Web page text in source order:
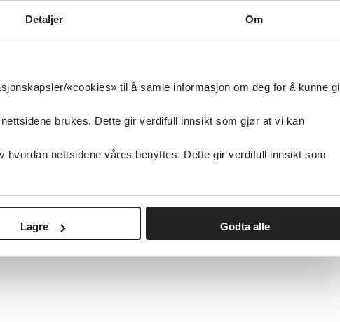
Detaljer Om
«cookies» til å samle informasjon om deg for å kunne gi
brukes. Dette gir verdifull innsikt som gjør at vi kan
hvordan nettsidene våres benyttes. Dette gir verdifull innsikt som
Lagre Godta alle